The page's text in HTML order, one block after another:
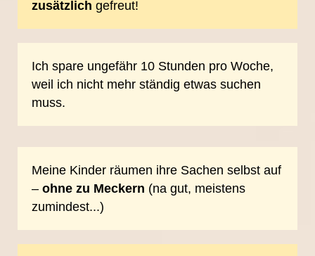
zusätzlich gefreut!
Ich spare ungefähr 10 Stunden pro Woche,
weil ich nicht mehr ständig etwas suchen
muss.
Meine Kinder räumen ihre Sachen selbst auf
– ohne zu Meckern (na gut, meistens
zumindest...)